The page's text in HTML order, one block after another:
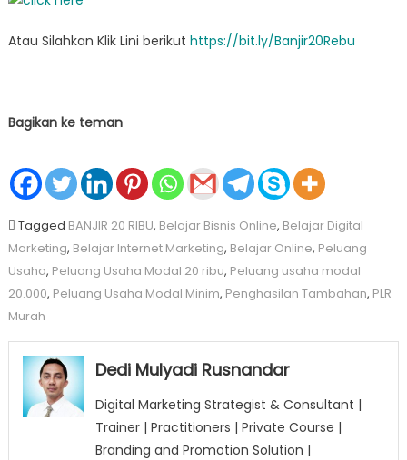
Atau Silahkan Klik Lini berikut https://bit.ly/Banjir20Rebu
Bagikan ke teman
Tagged BANJIR 20 RIBU, Belajar Bisnis Online, Belajar Digital
Marketing, Belajar Internet Marketing, Belajar Online, Peluang
Usaha, Peluang Usaha Modal 20 ribu, Peluang usaha modal
20.000, Peluang Usaha Modal Minim, Penghasilan Tambahan, PLR
Murah
Dedi Mulyadi Rusnandar
Digital Marketing Strategist & Consultant |
Trainer | Practitioners | Private Course |
Branding and Promotion Solution |